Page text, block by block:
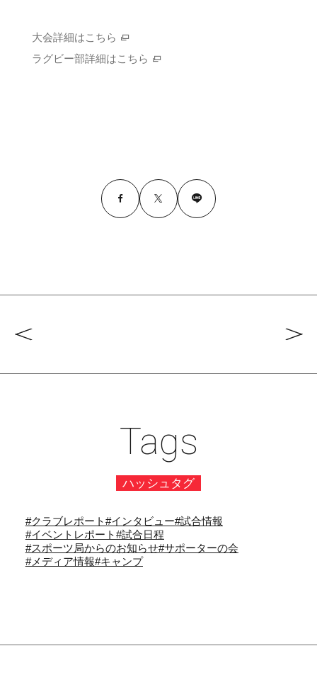
大会詳細はこちら
ラグビー部詳細はこちら
Tags
ハッシュタグ
#クラブレポート#インタビュー#試合情報
#イベントレポート#試合日程
#スポーツ局からのお知らせ#サポーターの会
#メディア情報#キャンプ